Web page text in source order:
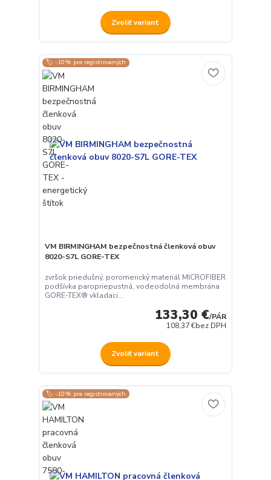
Zvoliť variant
🏷️ -10% pre registrovaných
VM BIRMINGHAM bezpečnostná členková obuv
8020-S7L GORE-TEX
zvršok priedušný, poromerický materiál MICROFIBER
podšívka paropriepustná, vodeodolná membrána
GORE-TEX® vkladaci...
133,30 €/PÁR
108,37 €bez DPH
Zvoliť variant
🏷️ -10% pre registrovaných